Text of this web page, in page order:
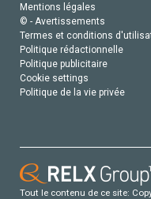
Mentions légales
© - Avertissements
Termes et conditions
Politique rédactionnelle
Politique publicitaire
Cookie settings
Politique de la vie privée
Tout le contenu de ce site: